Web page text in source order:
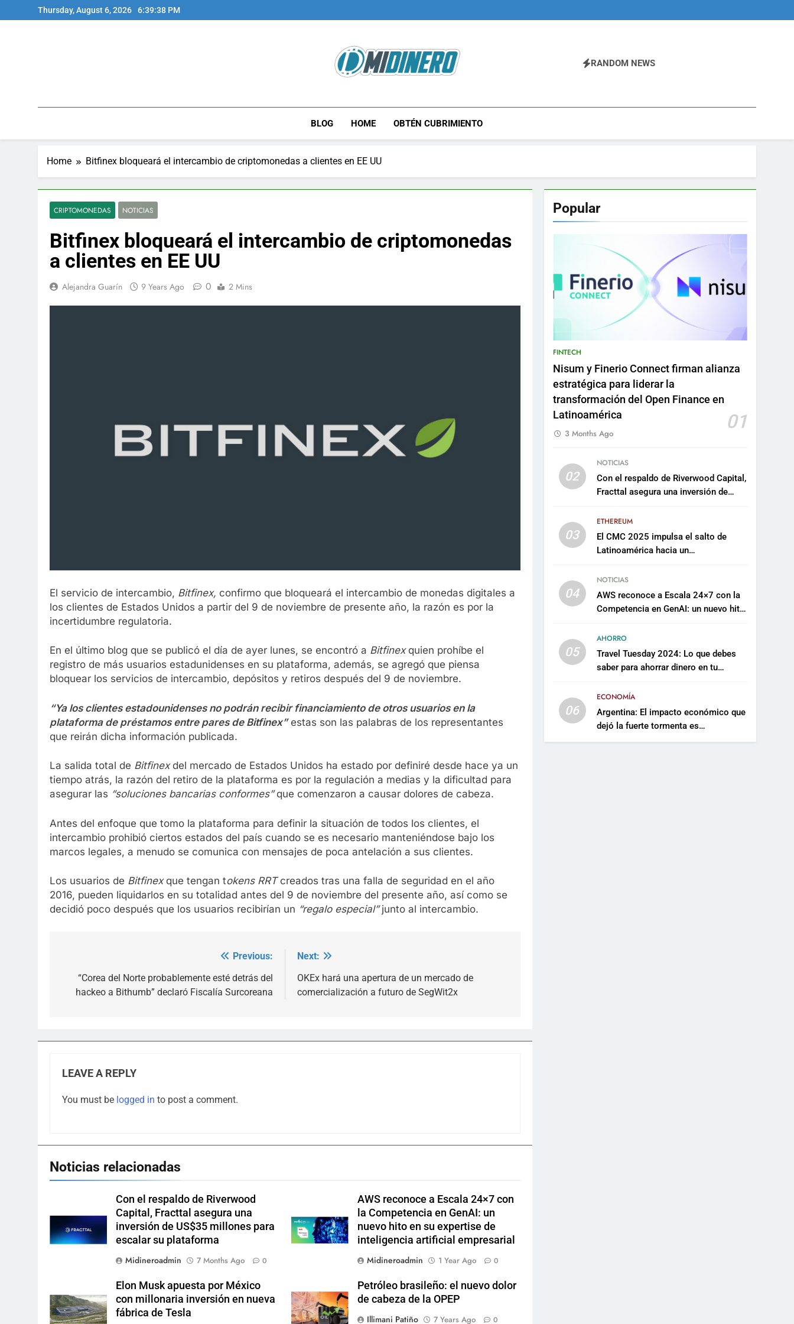
to
Thursday, August 6, 2026 6:39:38 PM
Midinero.co
RANDOM NEWS
BLOG HOME OBTÉN CUBRIMIENTO
Home Bitfinex bloqueará el intercambio de criptomonedas a clientes en EE UU
CRIPTOMONEDAS NOTICIAS
Bitfinex bloqueará el intercambio de criptomonedas
a clientes en EE UU
Alejandra Guarín 9 Years Ago 0 2 Mins
El servicio de intercambio, Bitfinex, confirmo que bloqueará el intercambio de monedas digitales a
los clientes de Estados Unidos a partir del 9 de noviembre de presente año, la razón es por la
incertidumbre regulatoria.
En el último blog que se publicó el día de ayer lunes, se encontró a Bitfinexquien prohíbe el
registro de más usuarios estadunidenses en su plataforma, además, se agregó que piensa
bloquear los servicios de intercambio, depósitos y retiros después del 9 de noviembre.
“Ya los clientes estadounidenses no podrán recibir financiamiento de otros usuarios en la
plataforma de préstamos entre pares de Bitfinex”estas son las palabras de los representantes
que reirán dicha información publicada.
La salida total de Bitfinexdel mercado de Estados Unidos ha estado por definiré desde hace ya un
tiempo atrás, la razón del retiro de la plataforma es por la regulación a medias y la dificultad para
asegurar las “soluciones bancarias conformes”que comenzaron a causar dolores de cabeza.
Antes del enfoque que tomo la plataforma para definir la situación de todos los clientes, el
intercambio prohibió ciertos estados del país cuando se es necesario manteniéndose bajo los
marcos legales, a menudo se comunica con mensajes de poca antelación a sus clientes.
Los usuarios de Bitfinexque tengan tokens RRTcreados tras una falla de seguridad en el año
2016, pueden liquidarlos en su totalidad antes del 9 de noviembre del presente año, así como se
decidió poco después que los usuarios recibirían un “regalo especial”junto al intercambio.
navigation
Previous:
“Corea del Norte probablemente esté detrás del
hackeo a Bithumb” declaró Fiscalía Surcoreana
Next:
OKEx hará una apertura de un mercado de
comercialización a futuro de SegWit2x
LEAVE A REPLY
You must be logged in to post a comment.
Noticias relacionadas
Con el respaldo de Riverwood
Capital, Fracttal asegura una
inversión de US$35 millones para
escalar su plataforma
Midineroadmin
7 Months Ago 0
AWS reconoce a Escala 24×7 con
la Competencia en GenAI: un
nuevo hito en su expertise de
inteligencia artificial empresarial
Midineroadmin
1 Year Ago 0
Elon Musk apuesta por México
con millonaria inversión en nueva
fábrica de Tesla
Petróleo brasileño: el nuevo dolor
de cabeza de la OPEP
Illimani Patiño
7 Years Ago 0
Popular
FINTECH
Nisum y Finerio Connect firman alianza
estratégica para liderar la
transformación del Open Finance en
Latinoamérica
01
3 Months Ago
02
NOTICIAS
Con el respaldo de Riverwood Capital,
Fracttal asegura una inversión de
plataforma
03
ETHEREUM
El CMC 2025 impulsa el salto de
Latinoamérica hacia un
sostenible
04
NOTICIAS
AWS reconoce a Escala 24×7 con la
Competencia en GenAI: un nuevo hito
artificial empresarial
05
AHORRO
Travel Tuesday 2024: Lo que debes
saber para ahorrar dinero en tu
06
ECONOMÍA
Argentina: El impacto económico que
dejó la fuerte tormenta es
incalculable